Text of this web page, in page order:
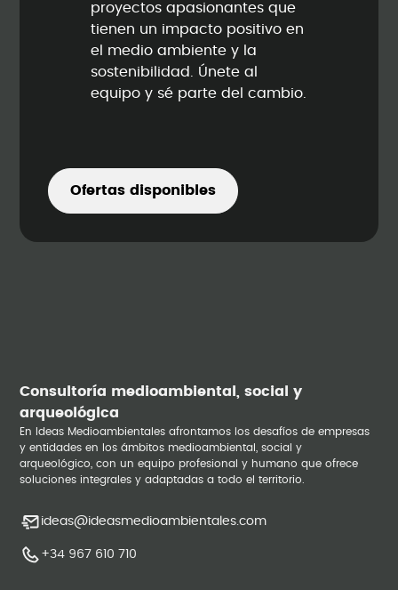
proyectos apasionantes que
tienen un impacto positivo en
el medio ambiente y la
sostenibilidad. Únete al
equipo y sé parte del cambio.
Ofertas disponibles
Consultoría medioambiental, social y
arqueológica
En Ideas Medioambientales afrontamos los desafíos de empresas
y entidades en los ámbitos medioambiental, social y
arqueológico, con un equipo profesional y humano que ofrece
soluciones integrales y adaptadas a todo el territorio.
ideas@ideasmedioambientales.com
+34 967 610 710